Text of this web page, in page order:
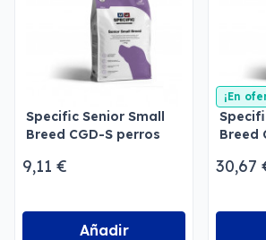
Specific Senior Small
Breed CGD-S perros
9,11 €
Añadir
¡En
Breed
30,67